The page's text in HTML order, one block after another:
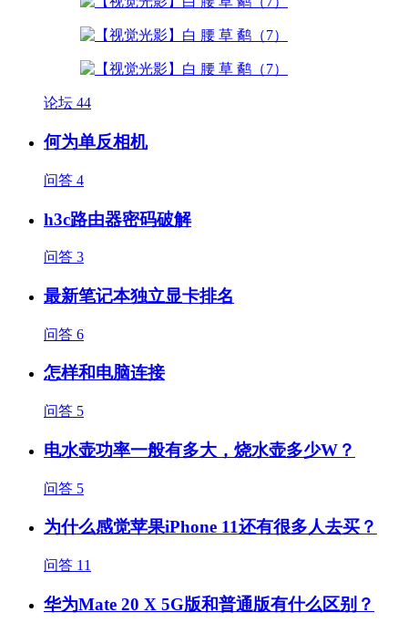
论坛 44
何为单反相机
问答 4
h3c路由器密码破解
问答 3
最新笔记本独立显卡排名
问答 6
怎样和电脑连接
问答 5
电水壶功率一般有多大，烧水壶多少W？
问答 5
为什么感觉苹果iPhone 11还有很多人去买？
问答 11
华为Mate 20 X 5G版和普通版有什么区别？